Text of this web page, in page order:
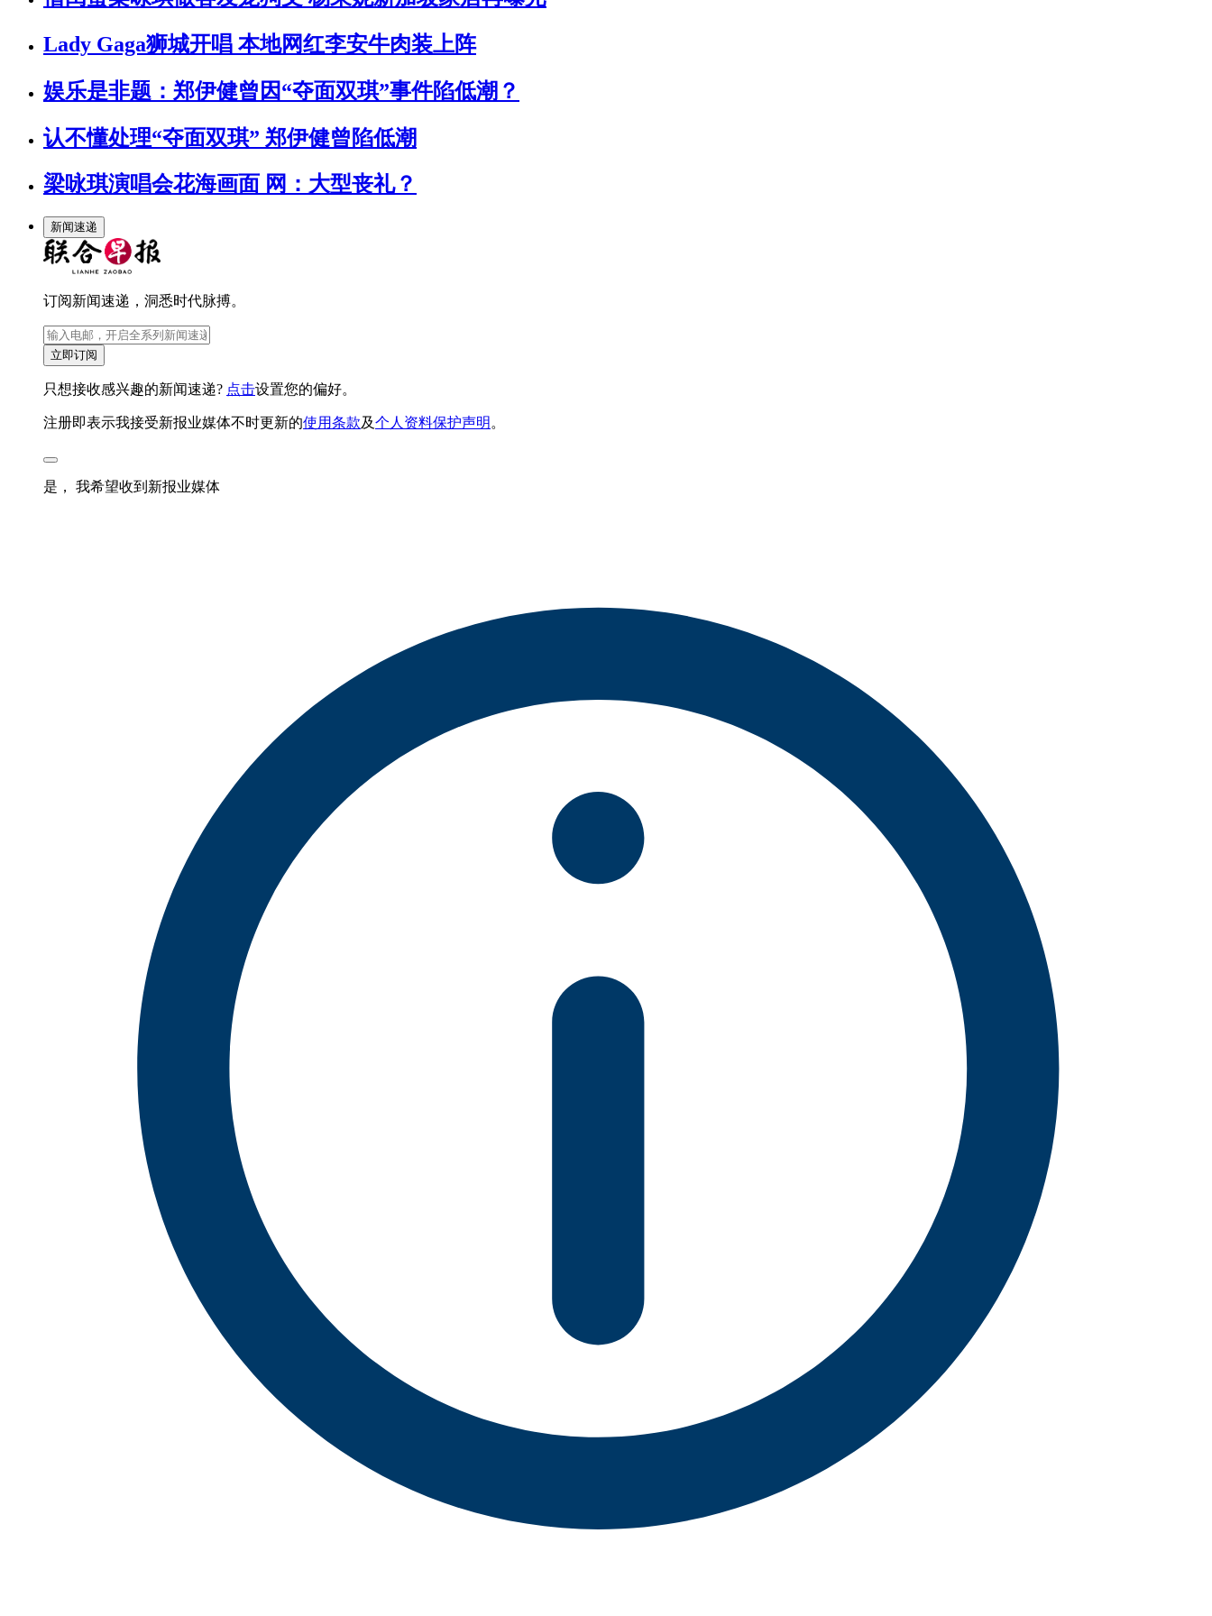
Lady Gaga狮城开唱 本地网红李安牛肉装上阵
娱乐是非题：郑伊健曾因“夺面双琪”事件陷低潮？
认不懂处理“夺面双琪” 郑伊健曾陷低潮
梁咏琪演唱会花海画面 网：大型丧礼？
新闻速递
订阅新闻速递，洞悉时代脉搏。
立即订阅
只想接收感兴趣的新闻速递? 点击设置您的偏好。
注册即表示我接受新报业媒体不时更新的使用条款及个人资料保护声明 。
是， 我希望收到新报业媒体